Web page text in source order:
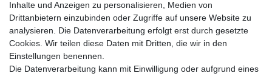
Wir liefern mit DHL (auch Samstags)
Kostenloser Versand
Inhalte und Anzeigen zu personalisieren, Medien von
Drittanbietern einzubinden oder Zugriffe auf unsere Website zu
analysieren. Die Datenverarbeitung erfolgt erst durch gesetzte
Cookies. Wir teilen diese Daten mit Dritten, die wir in den
Einstellungen benennen.
Die Datenverarbeitung kann mit Einwilligung oder aufgrund eines